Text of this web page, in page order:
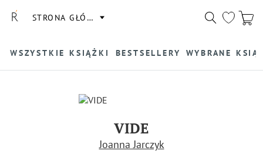
STRONA GŁÓWNA
WSZYSTKIE KSIĄŻKI BESTSELLERY WYBRANE
VIDE
Joanna Jarczyk